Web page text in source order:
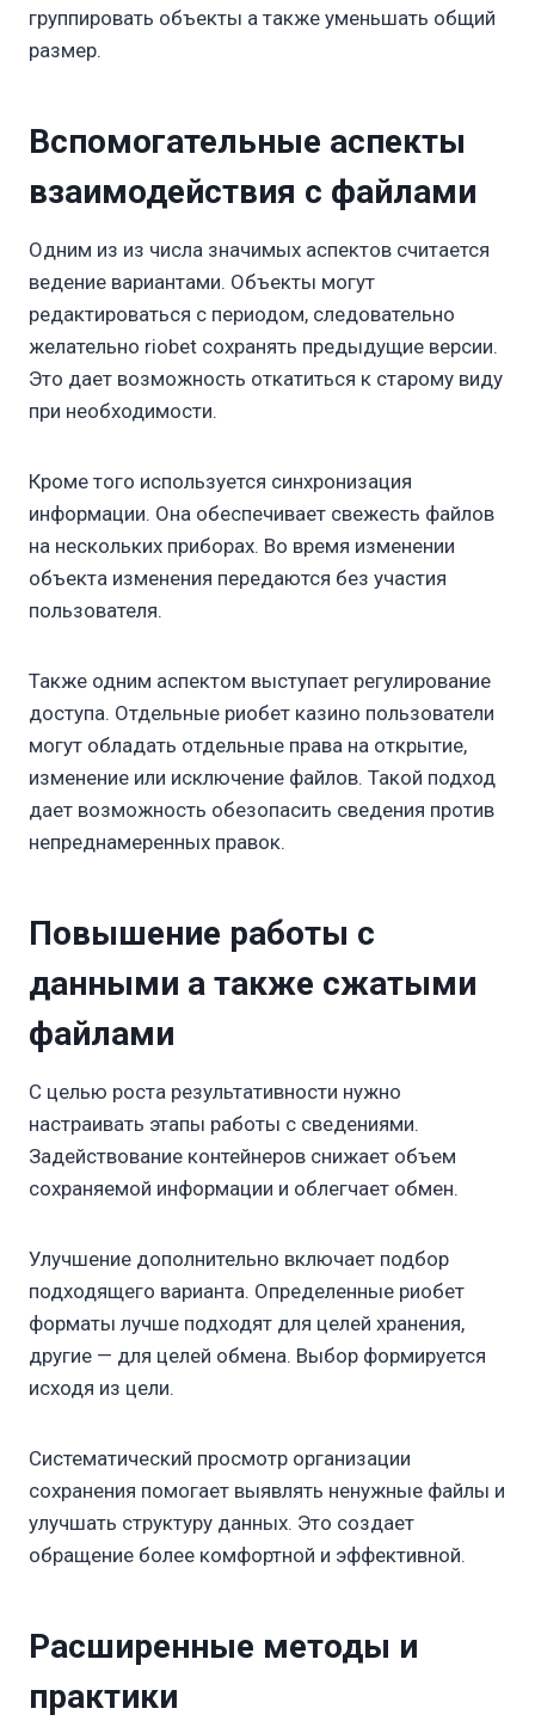
группировать объекты а также уменьшать общий
размер.
Вспомогательные аспекты
взаимодействия с файлами
Одним из из числа значимых аспектов считается
ведение вариантами. Объекты могут
редактироваться с периодом, следовательно
желательно riobet сохранять предыдущие версии.
Это дает возможность откатиться к старому виду
при необходимости.
Кроме того используется синхронизация
информации. Она обеспечивает свежесть файлов
на нескольких приборах. Во время изменении
объекта изменения передаются без участия
пользователя.
Также одним аспектом выступает регулирование
доступа. Отдельные риобет казино пользователи
могут обладать отдельные права на открытие,
изменение или исключение файлов. Такой подход
дает возможность обезопасить сведения против
непреднамеренных правок.
Повышение работы с
данными а также сжатыми
файлами
С целью роста результативности нужно
настраивать этапы работы с сведениями.
Задействование контейнеров снижает объем
сохраняемой информации и облегчает обмен.
Улучшение дополнительно включает подбор
подходящего варианта. Определенные риобет
форматы лучше подходят для целей хранения,
другие — для целей обмена. Выбор формируется
исходя из цели.
Систематический просмотр организации
сохранения помогает выявлять ненужные файлы и
улучшать структуру данных. Это создает
обращение более комфортной и эффективной.
Расширенные методы и
практики